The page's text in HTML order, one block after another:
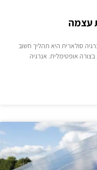
עצמה
סולארית היא תהליך חשוב
אופטימלית. אנרגיה